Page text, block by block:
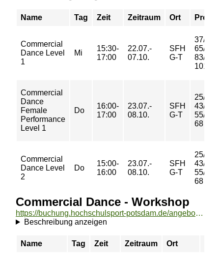
Name Tag Zeit Zeitraum Ort Preis
Commercial
Dance Level
1
Mi
15:30-
17:00
22.07.-
07.10.
SFH
G-T
37/
65/
83/
101 €
Commercial
Dance
Female
Performance
Level 1
Do
16:00-
17:00
23.07.-
08.10.
SFH
G-T
25/
43/
55/
68 €
Commercial
Dance Level
2
Do
15:00-
16:00
23.07.-
08.10.
SFH
G-T
25/
43/
55/
68 €
Commercial Dance - Workshop
https://buchung.hochschulsport-potsdam.de/angebote/aktueller_zeitraum/_Commercial_Dance_-_Workshop.html
Beschreibung anzeigen
Name Tag Zeit Zeitraum Ort